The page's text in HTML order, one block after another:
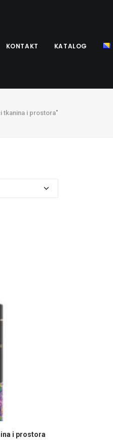
KONTAKT KATALOG
tkanina i prostora"
i prostora